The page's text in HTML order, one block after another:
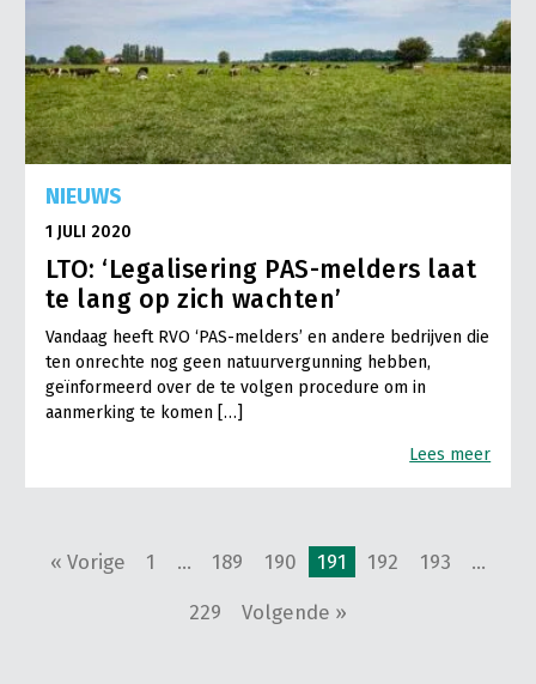
NIEUWS
1 JULI 2020
LTO: ‘Legalisering PAS-melders laat
te lang op zich wachten’
Vandaag heeft RVO ‘PAS-melders’ en andere bedrijven die
ten onrechte nog geen natuurvergunning hebben,
geïnformeerd over de te volgen procedure om in
aanmerking te komen […]
Lees meer
« Vorige 1 … 189 190 191 192 193 …
229 Volgende »